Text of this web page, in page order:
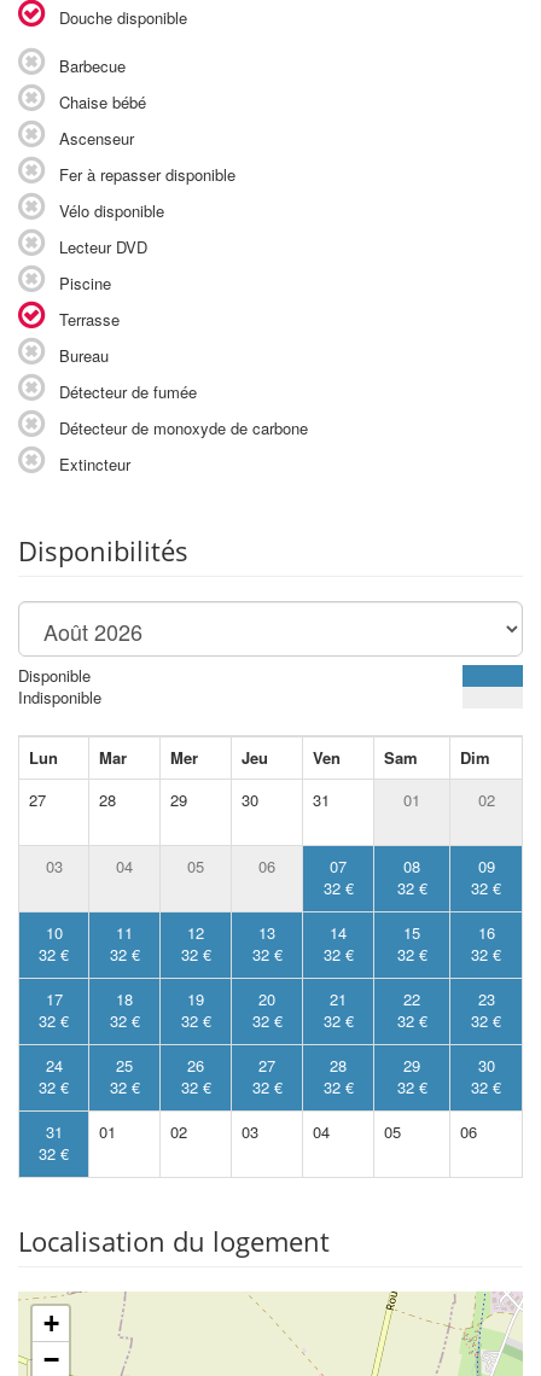
Douche disponible
Barbecue
Chaise bébé
Ascenseur
Fer à repasser disponible
Vélo disponible
Lecteur DVD
Piscine
Terrasse
Bureau
Détecteur de fumée
Détecteur de monoxyde de carbone
Extincteur
Disponibilités
Disponible
Indisponible
Lun Mar Mer Jeu Ven Sam
Dim
27
28 29 30 31 01 02
03 04 05 06
07
32 €
08
32 €
09
32 €
10
32 €
11
32 €
12
32 €
13
32 €
14
32 €
15
32 €
16
32 €
17
32 €
18
32 €
19
32 €
20
32 €
21
32 €
22
32 €
23
32 €
24
32 €
25
32 €
26
32 €
27
32 €
28
32 €
29
32 €
30
32 €
31
32 €
01 02 03 04 05 06
Localisation du logement
+
−